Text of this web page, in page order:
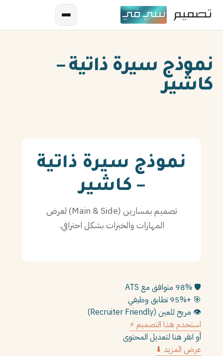
ES
IN
نموذج سيرة ذاتية –
كاشير
نموذج سيرة ذاتية
– كاشير
تصميم بمسارين (Main & Side) لعرض
المهارات والخبرات بشكل احترافي.
🛡️
🎯 +95% تطابق وظيفي
👁️ مريح للعين (Recruiter Friendly)
استخدم هذا التصميم ⚡
أو انقر هنا لتعديل المحتوى
عرض المزيد ⬇